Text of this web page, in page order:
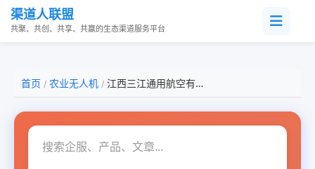
渠道人联盟
共聚、共创、共享、共赢的生态渠道服务平台
首页 / 农业无人机 / 江西三江通用航空有限公司